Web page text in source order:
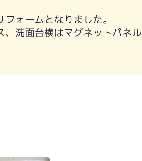
ォームとなりました。
洗面台横はマグネットパネル